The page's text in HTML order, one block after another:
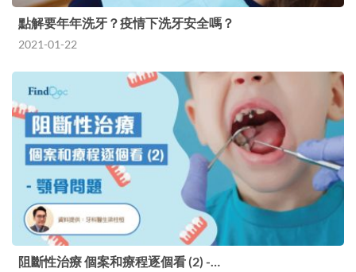
點解要年年洗牙？疫情下洗牙安全嗎？
2021-01-22
阻斷性治療 個案和療程逐個看 (2) -…